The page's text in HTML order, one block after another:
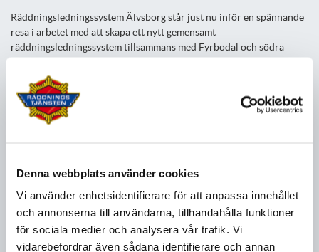
Denna webbplats använder cookies
Vi använder enhetsidentifierare för att anpassa innehållet
och annonserna till användarna, tillhandahålla funktioner
för sociala medier och analysera vår trafik. Vi
vidarebefordrar även sådana identifierare och annan
Räddningsledningssystem Älvsborg står just nu inför en spännande
resa i arbetet med att skapa ett nytt gemensamt
räddningsledningssystem tillsammans med Fyrbodal och södra
från Mellerud i norr till Laholm i söder och bestå av tre
ledningscentraler belägna i Trollhättan, Borås och Halmstad.
Vi söker nu medarbetare som vill ta plats i vår ledningscentral som
Vakthavande befäl, VB
du leder, samordnar och utvecklar räddningstjänstens löpande
verksamhet? Vi söker nu vakthavande befäl som vill ta ansvar för
helheten i vårt räddningsledningssystem och säkerställa att
samhällets hjälpbehov möts på ett effektivt sätt.